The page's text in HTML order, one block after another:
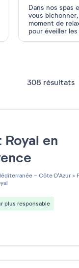
Dans nos spas
vous bichonner,
moment de
pour éveiller les
308 résultats
Royal en
- Côte D'Azur >
plus responsable